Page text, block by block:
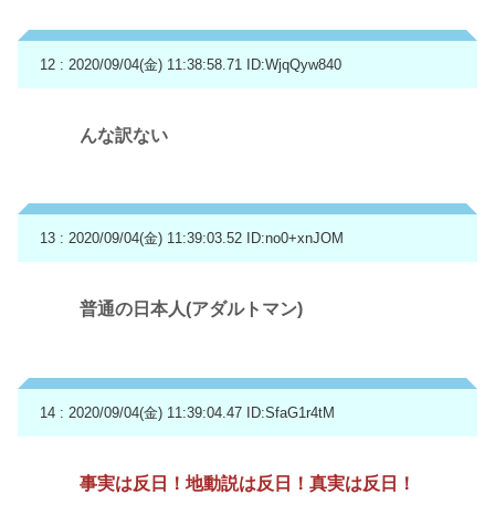
12 : 2020/09/04(金) 11:38:58.71 ID:WjqQyw840
んな訳ない
13 : 2020/09/04(金) 11:39:03.52 ID:no0+xnJOM
普通の日本人(アダルトマン)
14 : 2020/09/04(金) 11:39:04.47 ID:SfaG1r4tM
事実は反日！地動説は反日！真実は反日！